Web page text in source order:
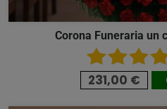
Corona Funeraria un
231,00 €